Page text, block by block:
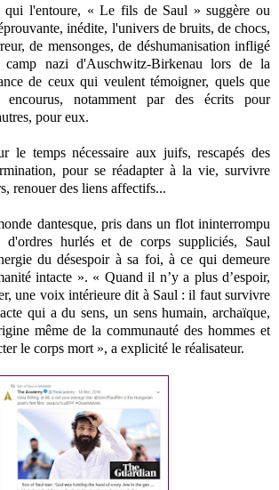
qui l'entoure, « Le fils de Saul » suggère ou
inédite, l'univers de bruits, de chocs,
de mensonges, de déshumanisation infligé
nazi d'Auschwitz-Birkenau lors de la
de ceux qui veulent témoigner, quels que
encourus, notamment par des écrits pour
pour eux.
le temps nécessaire aux juifs, rescapés des
pour se réadapter à la vie, survivre
renouer des liens affectifs...
dantesque, pris dans un flot ininterrompu
hurlés et de corps suppliciés, Saul
du désespoir à sa foi, à ce qui demeure
intacte ». « Quand il n’y a plus d’espoir,
une voix intérieure dit à Saul : il faut survivre
qui a du sens, un sens humain, archaïque,
même de la communauté des hommes et
le corps mort », a explicité le réalisateur.